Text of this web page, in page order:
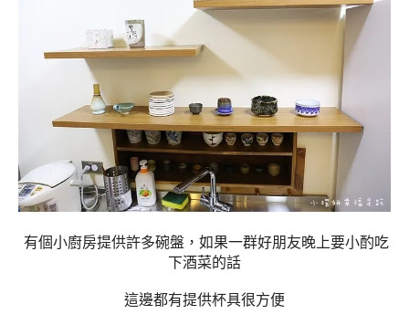
有個小廚房提供許多碗盤，如果一群好朋友晚上要小酌吃
下酒菜的話
這邊都有提供杯具很方便